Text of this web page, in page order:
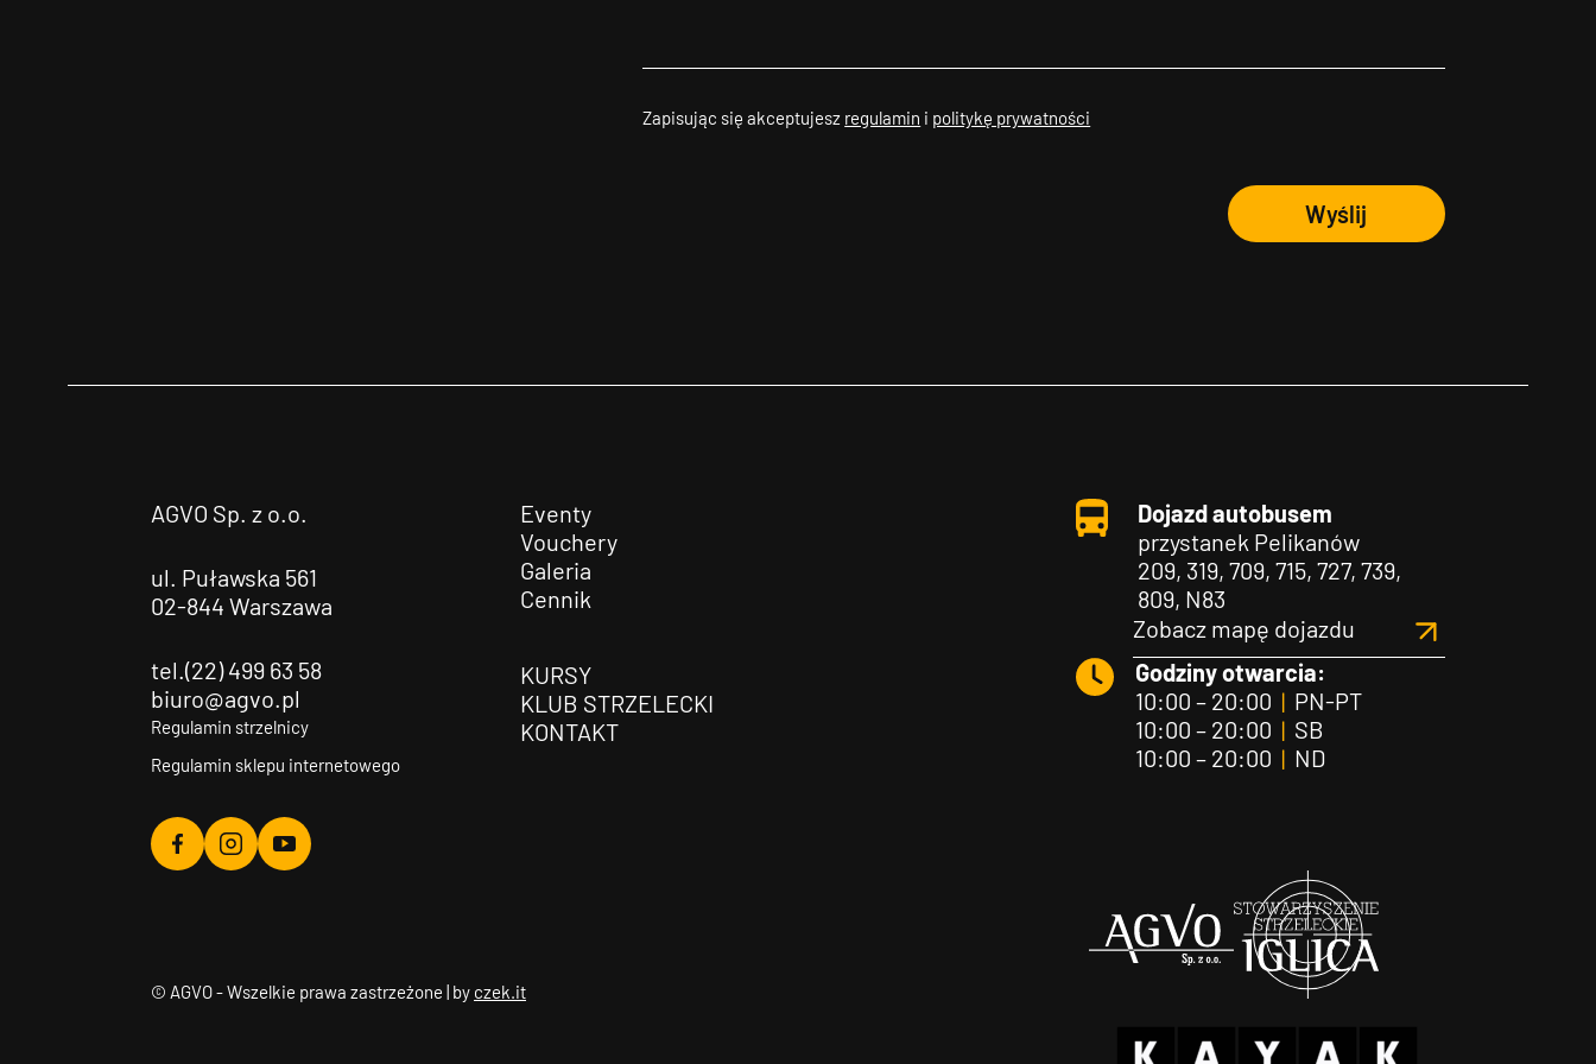
Zapisując się akceptujesz regulamin i politykę prywatności
Wyślij
AGVO Sp. z o.o.
ul. Puławska 561
02-844 Warszawa
tel.(22) 499 63 58
biuro@agvo.pl
Regulamin strzelnicy
Regulamin sklepu internetowego
Agvo
Agvo
Agvo
Eventy
Vouchery
Galeria
Cennik
KURSY
KLUB STRZELECKI
KONTAKT
Dojazd autobusem
przystanek Pelikanów
209, 319, 709, 715, 727, 739,
809, N83
Zobacz mapę dojazdu
Godziny otwarcia:
10:00 – 20:00 |PN-PT
10:00 – 20:00 |SB
10:00 – 20:00 |ND
© AGVO - Wszelkie prawa zastrzeżone | by czek.it
Agvo Iglica